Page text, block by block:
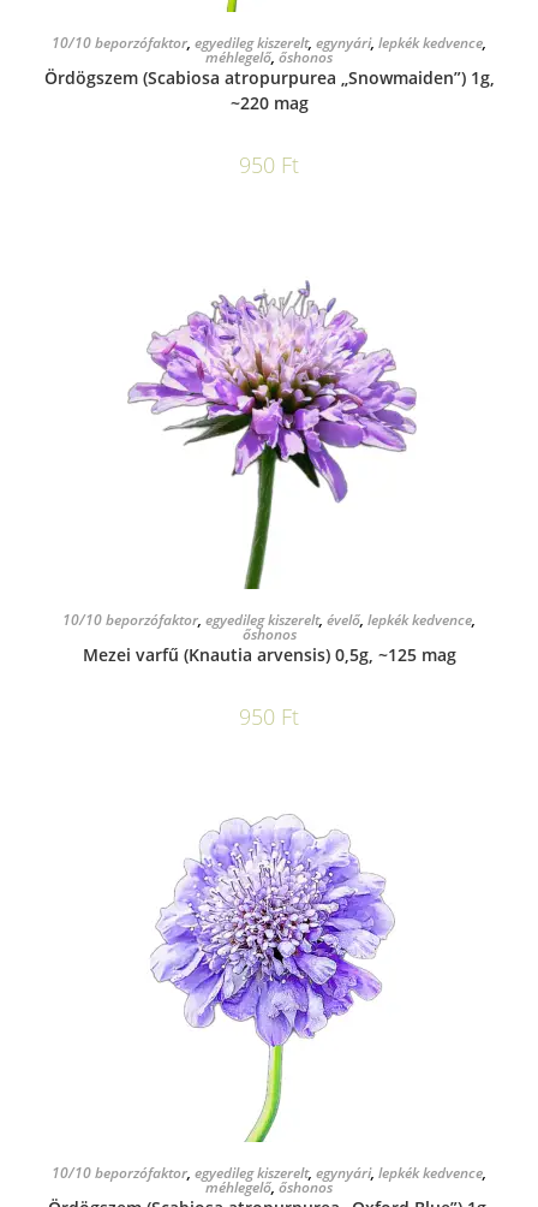
KOSÁRBA TESZEM
10/10 beporzófaktor, egyedileg kiszerelt, egynyári, lepkék kedvence,
méhlegelő, őshonos
Ördögszem (Scabiosa atropurpurea „Snowmaiden”) 1g,
~220 mag
950 Ft
KOSÁRBA TESZEM
10/10 beporzófaktor, egyedileg kiszerelt, évelő, lepkék kedvence,
őshonos
Mezei varfű (Knautia arvensis) 0,5g, ~125 mag
950 Ft
KOSÁRBA TESZEM
10/10 beporzófaktor, egyedileg kiszerelt, egynyári, lepkék kedvence,
méhlegelő, őshonos